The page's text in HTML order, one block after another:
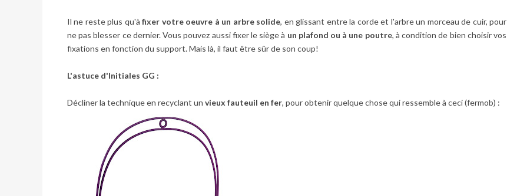
Il ne reste plus qu'àfixer votre oeuvre à un arbre solide, en glissant entre la corde et l'arbre un morceau de cuir, pour
ne pas blesser ce dernier. Vous pouvez aussi fixer le siège à un plafond ou à une poutre, à condition de bien choisir vos
fixations en fonction du support. Mais là, il faut être sûr de son coup!
L'astuce d'Initiales GG :
Décliner la technique en recyclant un vieux fauteuil en fer, pour obtenir quelque chose qui ressemble à ceci (fermob) :